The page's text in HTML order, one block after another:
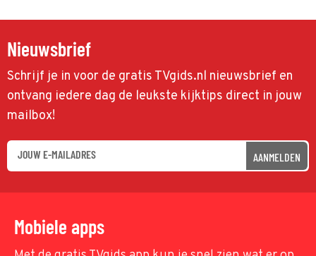
Nieuwsbrief
Schrijf je in voor de gratis TVgids.nl nieuwsbrief en
ontvang iedere dag de leukste kijktips direct in jouw
mailbox!
AANMELDEN
Mobiele apps